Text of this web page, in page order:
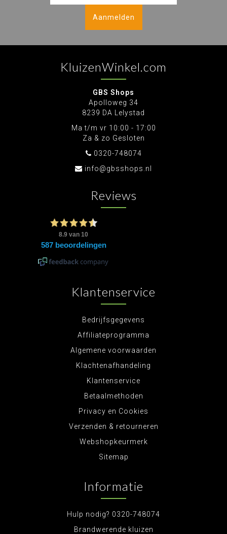
Aanmelden
KluizenWinkel.com
GBS Shops
Apolloweg 34
8239 DA Lelystad
Ma t/m vr 10:00 - 17:00
Za & zo Gesloten
0320-748074
info@gbsshops.nl
Reviews
Klantenservice
Bedrijfsgegevens
Affiliateprogramma
Algemene voorwaarden
Klachtenafhandeling
Klantenservice
Betaalmethoden
Privacy en Cookies
Verzenden & retourneren
Webshopkeurmerk
Sitemap
Informatie
Hulp nodig? 0320-748074
Brandwerende kluizen